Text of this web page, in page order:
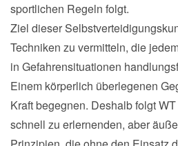
sportlichen Regeln folgt.
Ziel dieser
Techniken zu vermitteln, die
in Gefahrensituationen
Einem körperlich überlegenen
Kraft begegnen. Deshalb folgt
schnell zu erlernenden, aber